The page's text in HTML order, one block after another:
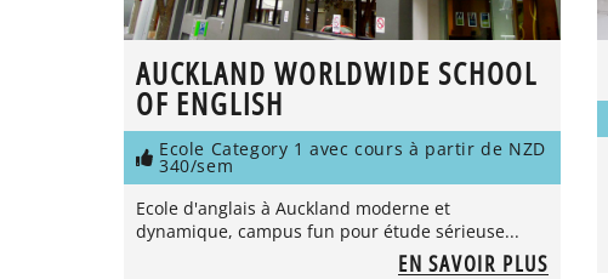
AUCKLAND WORLDWIDE SCHOOL
OF ENGLISH
Ecole Category 1 avec cours à partir de NZD
340/sem
Ecole d'anglais à Auckland moderne et
dynamique, campus fun pour étude sérieuse...
EN SAVOIR PLUS